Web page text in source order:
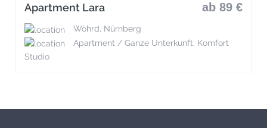
ab 89 €
Apartment Lara
Wöhrd, Nürnberg
Apartment / Ganze Unterkunft, Komfort
Studio